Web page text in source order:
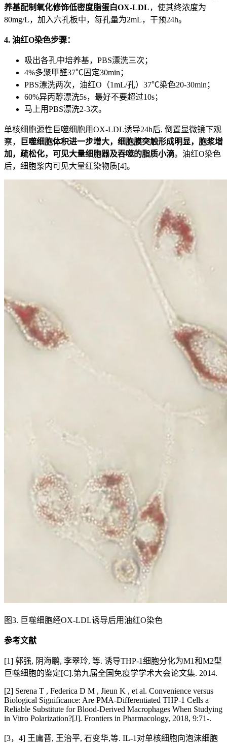
养基配制氧化修饰低密度脂蛋白OX-LDL，使其终浓度为
80mg/L，加入六孔板中，每孔量为2mL，干预24h。
4. 油红O染色步骤：
吸出各孔中培养基，PBS漂洗三次；
4%多聚甲醛37℃固定30min；
PBS漂洗两次，油红O（1mL/孔）37℃染色20-30min；
60%异丙醇漂洗5s，最好不要超过10s；
马上用PBS漂洗2-3次。
单核细胞源性巨噬细胞用OX-LDL诱导24h后, 倒置显微镜下观
察，
巨噬细胞体积进一步增大，细胞膜突触形成明显，胞浆增
加，疏松化，可见大量细胞器及吞噬的脂质小滴。油红O染色
后，细胞浆内可见大量红染物质[4]。
图3. 巨噬细胞经OX-LDL诱导后用油红O染色
参考文献
[1] 郭强, 阴海鹏, 李翠玲, 等. 诱导THP-1细胞分化为M1和M2型
巨噬细胞的鉴定[C].第九届全国免疫学学术大会论文集. 2014.
[2] Serena T , Federica D M , Jieun K , et al. Convenience versus
Biological Significance: Are PMA-Differentiated THP-1 Cells a
Reliable Substitute for Blood-Derived Macrophages When Studying
in Vitro Polarization?[J]. Frontiers in Pharmacology, 2018, 9:71-.
[3，4] 王庸晋, 王治平, 石变华,等. IL-1对单核细胞向泡沫细胞